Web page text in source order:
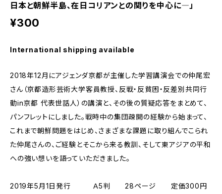
日本と朝鮮半島、在日コリアンとの関りを中心に―」
¥300
International shipping available
2018年12月にアジェンダ京都が主催した学習講演会での仲尾宏
さん（京都造形芸術大学客員教授、反戦・反貧困・反差別共同行
動in京都 代表世話人）の講演と、その後の質疑応答をまとめて、
パンフレットにしました。戦時中の集団疎開の経験から始まって、
これまで朝鮮問題をはじめ、さまざまな課題に取り組んでこられ
た仲尾さんの、ご経験とそこから来る教訓、そして東アジアの平和
への強い想いを語っていただきました。
2019年5月1日発行 Ａ5判 28ページ 定価300円